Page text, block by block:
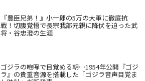
『豊臣兄弟！』小一郎の5万の大軍に徹底抗
戦！切腹覚悟で長宗我部元親に降伏を迫った武
将・谷忠澄の生涯
ゴジラの咆哮で目覚める朝…1954年公開『ゴジ
ラ』の貴重音源を搭載した「ゴジラ音声目覚ま